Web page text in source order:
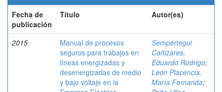
Fecha de
publicación
Título Autor(es)
2015
Manual de procesos
seguros para trabajos en
líneas energizadas y
desenergizadas de medio
y bajo voltaje en la
Sempértegui
Cañizares,
Eduardo Rodrigo;
León Placencia,
María Fernanda;